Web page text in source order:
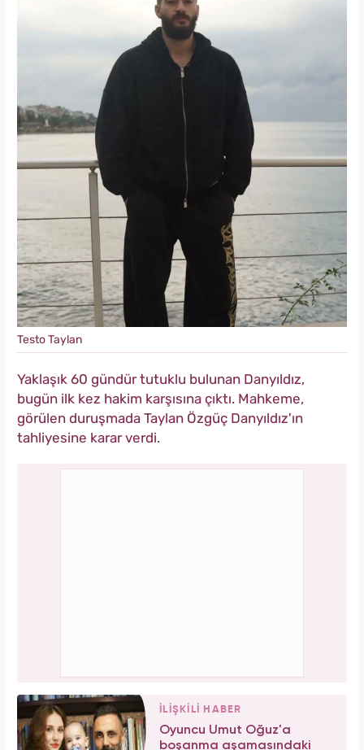
Testo Taylan
Yaklaşık 60 gündür tutuklu bulunan Danyıldız,
bugün ilk kez hakim karşısına çıktı. Mahkeme,
görülen duruşmada Taylan Özgüç Danyıldız'ın
tahliyesine karar verdi.
İLİŞKİLİ HABER
Oyuncu Umut Oğuz'a
boşanma aşamasındaki